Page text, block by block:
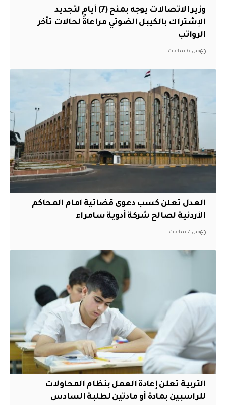
وزير الاتصالات يوجه بمنح (7) أيام لتجديد
الإشتراك بالكيبل الضوئي مراعاةً لحالات تأخر
الرواتب
قبل 6 ساعات
العدل تعلن كسب دعوى قضائية امام المحاكم
الأردنية لصالح شركة أدوية سامراء
قبل 7 ساعات
التربية تعلن إعادة العمل بنظام المحاولات
للراسبين بمادة أو مادتين لطلبة السادس